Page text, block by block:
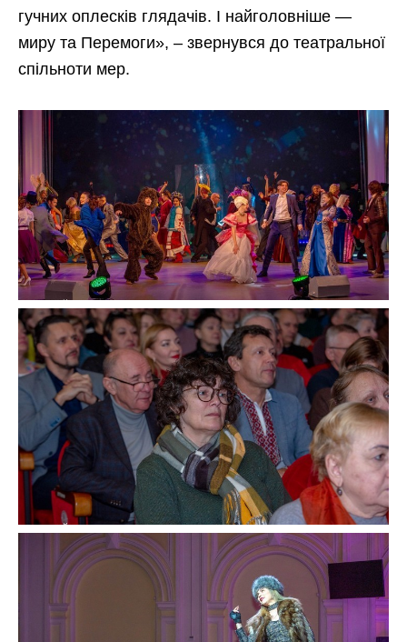
гучних оплесків глядачів. І найголовніше —
миру та Перемоги», – звернувся до театральної
спільноти мер.